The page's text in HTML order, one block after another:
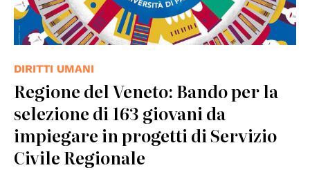
DIRITTI UMANI
Regione del Veneto: Bando per la
selezione di 163 giovani da
impiegare in progetti di Servizio
Civile Regionale